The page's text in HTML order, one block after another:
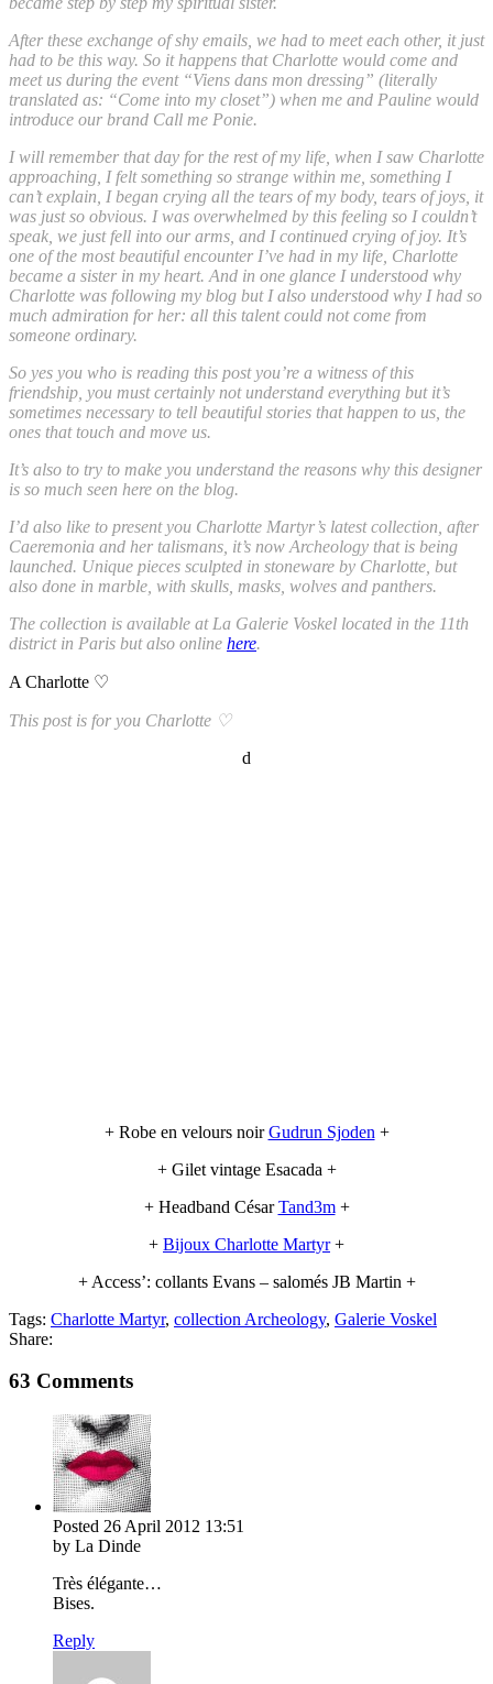
After these exchange of shy emails, we had to meet each other, it just
had to be this way. So it happens that Charlotte would come and
meet us during the event “Viens dans mon dressing” (literally
translated as: “Come into my closet”) when me and Pauline would
introduce our brand Call me Ponie.
I will remember that day for the rest of my life, when I saw Charlotte
approaching, I felt something so strange within me, something I
can’t explain, I began crying all the tears of my body, tears of joys, it
was just so obvious. I was overwhelmed by this feeling so I couldn’t
speak, we just fell into our arms, and I continued crying of joy. It’s
one of the most beautiful encounter I’ve had in my life, Charlotte
became a sister in my heart. And in one glance I understood why
Charlotte was following my blog but I also understood why I had so
much admiration for her: all this talent could not come from
someone ordinary.
So yes you who is reading this post you’re a witness of this
friendship, you must certainly not understand everything but it’s
sometimes necessary to tell beautiful stories that happen to us, the
ones that touch and move us.
It’s also to try to make you understand the reasons why this designer
is so much seen here on the blog.
I’d also like to present you Charlotte Martyr’s latest collection, after
Caeremonia and her talismans, it’s now Archeology that is being
launched. Unique pieces sculpted in stoneware by Charlotte, but
also done in marble, with skulls, masks, wolves and panthers.
The collection is available at La Galerie Voskel located in the 11th
district in Paris but also online here.
A Charlotte ♡
This post is for you Charlotte ♡
d
+ Robe en velours noirGudrun Sjoden +
+ Gilet vintage Esacada +
+ Headband CésarTand3m+
+ Bijoux Charlotte Martyr+
+ Access’: collants Evans – salomés JB Martin +
Tags: Charlotte Martyr, collection Archeology, Galerie Voskel
Share:
63 Comments
Posted 26 April 2012 13:51
by La Dinde
Très élégante…
Bises.
Reply